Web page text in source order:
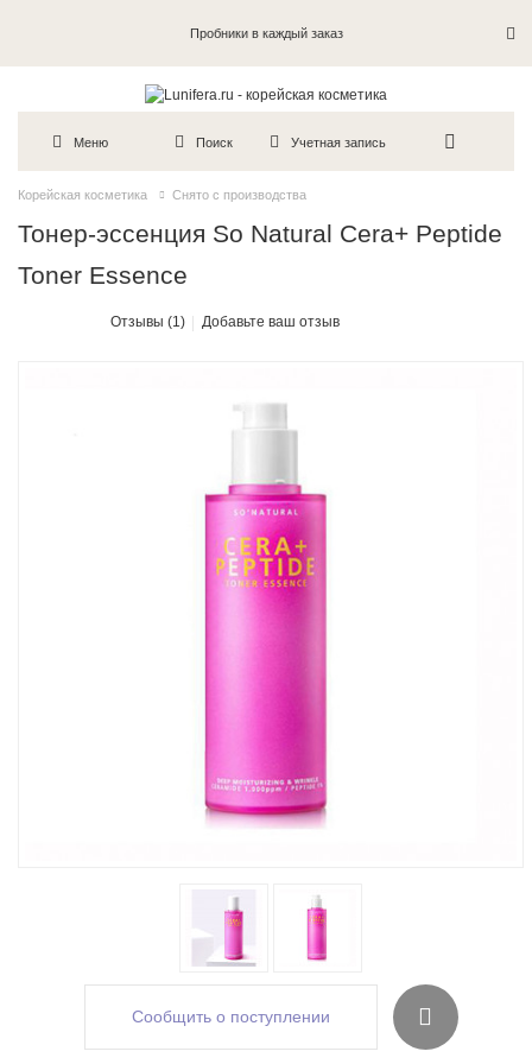
Пробники в каждый заказ
Меню Поиск Учетная запись
Корейская косметика Снято с производства
Тонер-эссенция So Natural Cera+ Peptide
Toner Essence
Отзывы (1) Добавьте ваш отзыв
Сообщить о поступлении